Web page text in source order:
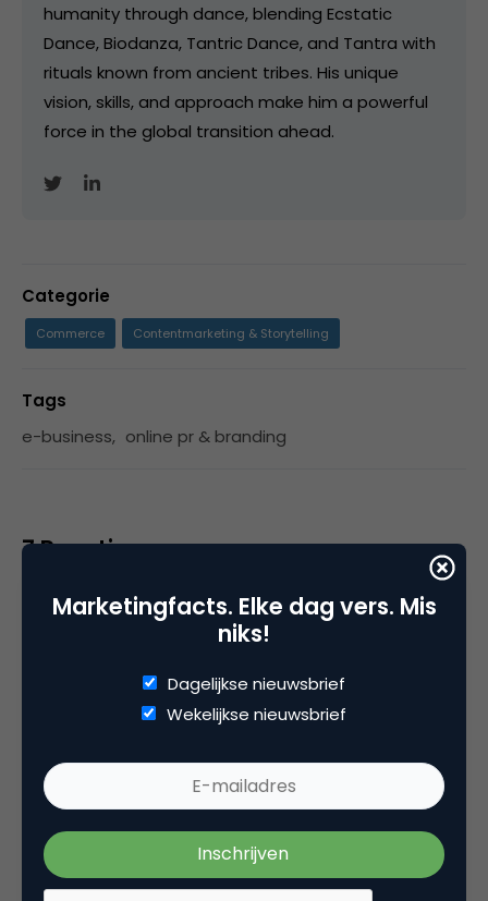
humanity through dance, blending Ecstatic
Dance, Biodanza, Tantric Dance, and Tantra with
rituals known from ancient tribes. His unique
vision, skills, and approach make him a powerful
force in the global transition ahead.
Categorie
Commerce Contentmarketing & Storytelling
Tags
e-business, online pr & branding
7 Reacties
Erwin, goed verhaal (inclusief de bedenkingen).
verschijningsvormen en deze
gesegmenteerde variant rondom een
gemeenschappelijk thema oogt sterk, ook
omdat het een onderdeel is van een groter
Marketingfacts. Elke dag vers. Mis
niks!
Dagelijkse nieuwsbrief
Wekelijkse nieuwsbrief